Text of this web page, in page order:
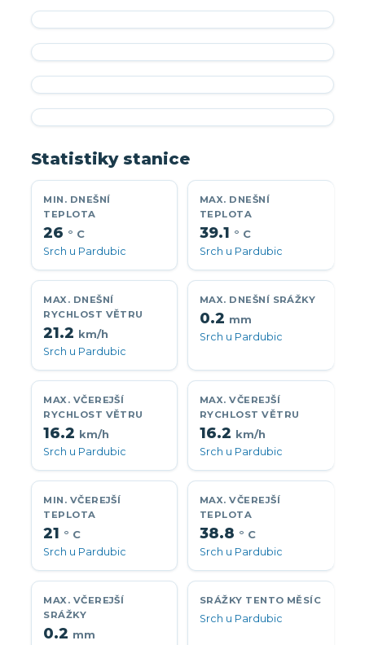
Statistiky stanice
MIN. DNEŠNÍ
TEPLOTA
26 ° C
Srch u Pardubic
MAX. DNEŠNÍ
TEPLOTA
39.1 ° C
Srch u Pardubic
MAX. DNEŠNÍ
RYCHLOST VĚTRU
21.2 km/h
Srch u Pardubic
MAX. DNEŠNÍ SRÁŽKY
0.2 mm
Srch u Pardubic
MAX. VČEREJŠÍ
RYCHLOST VĚTRU
16.2 km/h
Srch u Pardubic
MAX. VČEREJŠÍ
RYCHLOST VĚTRU
16.2 km/h
Srch u Pardubic
MIN. VČEREJŠÍ
TEPLOTA
21 ° C
Srch u Pardubic
MAX. VČEREJŠÍ
TEPLOTA
38.8 ° C
Srch u Pardubic
MAX. VČEREJŠÍ
SRÁŽKY
0.2 mm
SRÁŽKY TENTO MĚSÍC
Srch u Pardubic